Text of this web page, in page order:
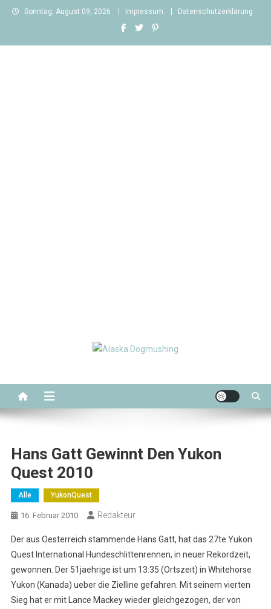
Skip
Sonntag, August 09, 2026 Impressum Datenschutzerklärung
Hans Gatt Gewinnt Den Yukon
Quest 2010
Alle YukonQuest
16. Februar 2010 Redakteur
Der aus Oesterreich stammende Hans Gatt, hat das 27te Yukon
Quest International Hundeschlittenrennen, in neuer Rekordzeit,
gewonnen. Der 51jaehrige ist um 13:35 (Ortszeit) in Whitehorse
Yukon (Kanada) ueber die Zielline gefahren. Mit seinem vierten
Sieg hat er mit Lance Mackey wieder gleichgezogen, der von